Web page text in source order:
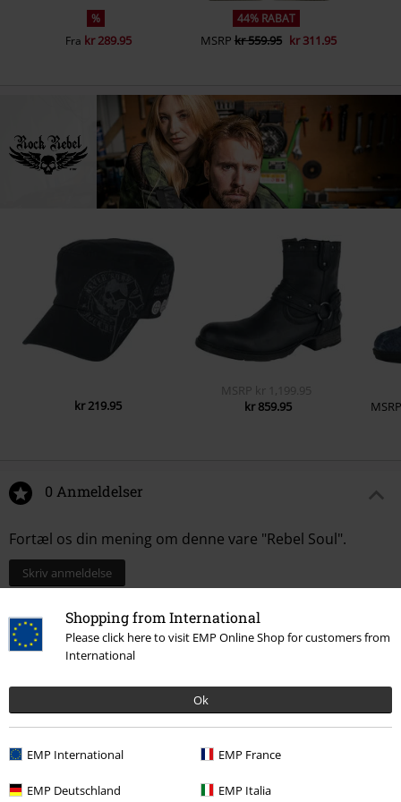
Shopping from International
Please click here to visit EMP Online Shop for customers from
International
Ok
EMP International EMP France
EMP Deutschland EMP Italia
%
Fra kr 289.95
44% RABAT
MSRP kr 559.95 kr 311.95
kr 219.95
MSRP kr 1,199.95
kr 859.95
MSRP
0 Anmeldelser
Fortæl os din mening om denne vare "Rebel Soul".
Skriv anmeldelse
Senest besøgt